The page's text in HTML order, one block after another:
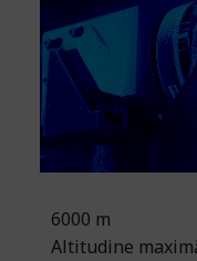
6000 m
Altitudine